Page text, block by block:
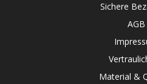
Sichere
AGB
Material &